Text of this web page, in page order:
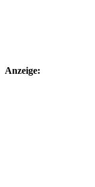
Anzeige: